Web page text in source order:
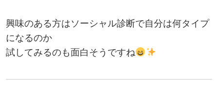
興味のある方はソーシャル診断で自分は何タイプ
になるのか
試してみるのも面白そうですね